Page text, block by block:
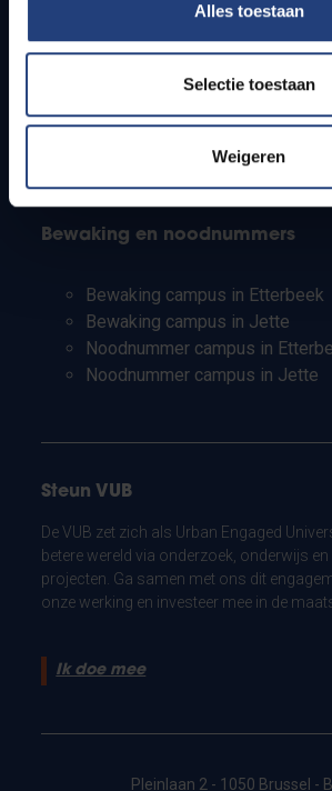
Alles toestaan
Selectie toestaan
Weigeren
Studenten
PhD-studenten
Leerkrachten en secundaire
Bewaking en noodnummers
Bewaking campus in Etterbeek
Bewaking campus in Jette
Noodnummer campus in
Noodnummer campus in Jette
Steun VUB
De VUB zet zich als Urban Engaged
betere wereld via onderzoek, onderwijs
projecten. Ga samen met ons dit
onze werking en investeer mee in de
Ik doe mee
Pleinlaan 2 - 1050 Brussel -